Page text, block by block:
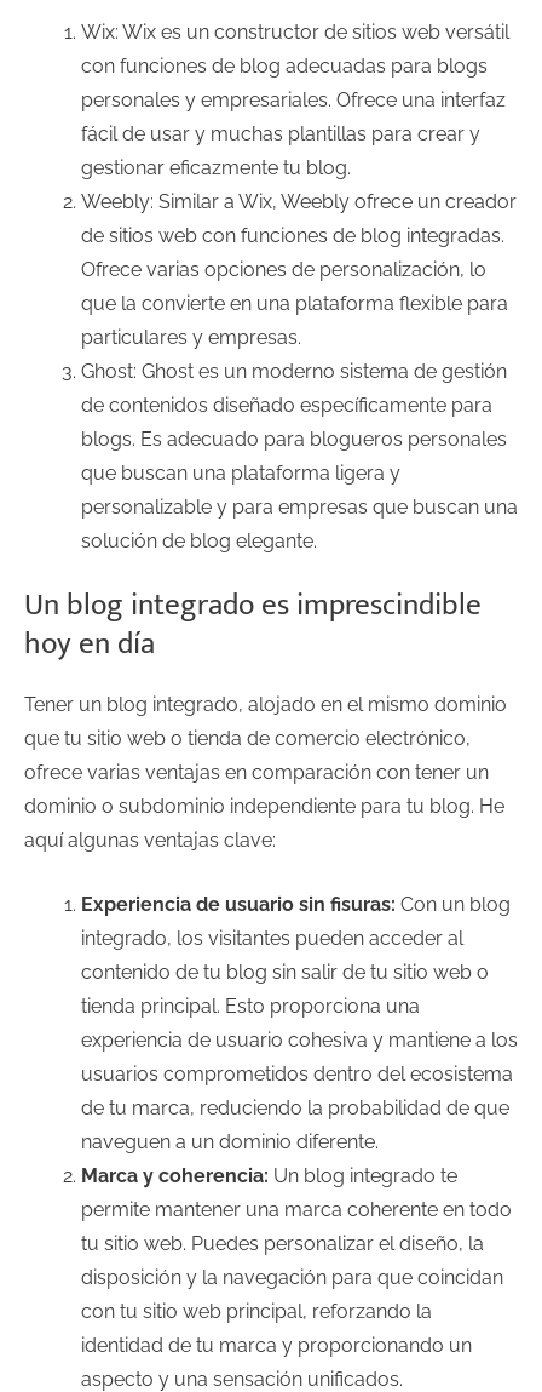
Wix: Wix es un constructor de sitios web versátil
con funciones de blog adecuadas para blogs
personales y empresariales. Ofrece una interfaz
fácil de usar y muchas plantillas para crear y
gestionar eficazmente tu blog.
Weebly: Similar a Wix, Weebly ofrece un creador
de sitios web con funciones de blog integradas.
Ofrece varias opciones de personalización, lo
que la convierte en una plataforma flexible para
particulares y empresas.
Ghost: Ghost es un moderno sistema de gestión
de contenidos diseñado específicamente para
blogs. Es adecuado para blogueros personales
que buscan una plataforma ligera y
personalizable y para empresas que buscan una
solución de blog elegante.
Un blog integrado es imprescindible
hoy en día
Tener un blog integrado, alojado en el mismo dominio
que tu sitio web o tienda de comercio electrónico,
ofrece varias ventajas en comparación con tener un
dominio o subdominio independiente para tu blog. He
aquí algunas ventajas clave:
Experiencia de usuario sin fisuras: Con un blog
integrado, los visitantes pueden acceder al
contenido de tu blog sin salir de tu sitio web o
tienda principal. Esto proporciona una
experiencia de usuario cohesiva y mantiene a los
usuarios comprometidos dentro del ecosistema
de tu marca, reduciendo la probabilidad de que
naveguen a un dominio diferente.
Marca y coherencia: Un blog integrado te
permite mantener una marca coherente en todo
tu sitio web. Puedes personalizar el diseño, la
disposición y la navegación para que coincidan
con tu sitio web principal, reforzando la
identidad de tu marca y proporcionando un
aspecto y una sensación unificados.